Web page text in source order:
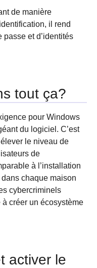
de manière
il rend
et d’identités
tout ça?
pour Windows
du logiciel. C’est
le niveau de
de
à l’installation
dans chaque maison
cybercriminels
créer un écosystème
activer le